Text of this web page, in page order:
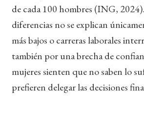
de cada 100 hombres (ING,
diferencias no se explican
más bajos o carreras laborales
también por una brecha de
mujeres sienten que no saben lo
prefieren delegar las decisiones